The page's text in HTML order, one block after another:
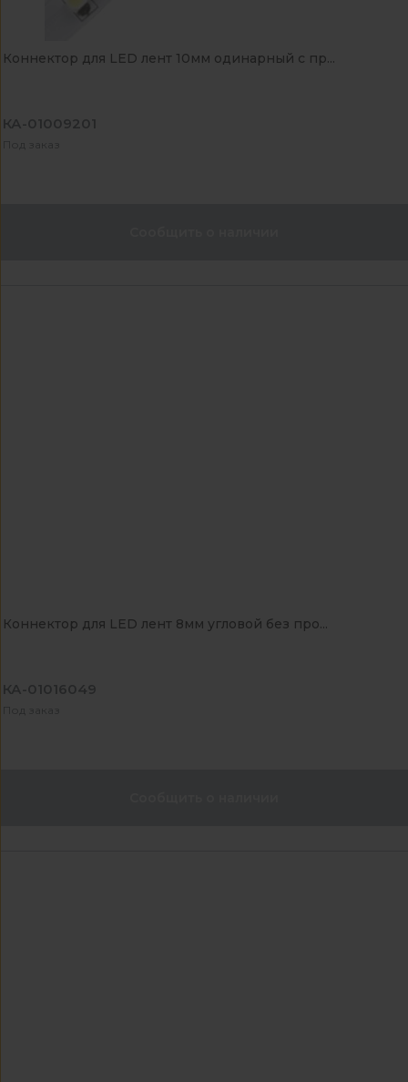
Коннектор для LED лент 10мм одинарный с пр...
КА-01009201
Под заказ
Коннектор для LED лент 8мм угловой без про...
КА-01016049
Под заказ